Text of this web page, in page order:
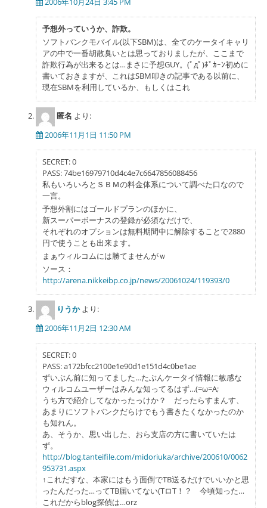
予想外っていうか、詐欺。
ソフトバンクモバイル(以下SBM)は、全てのケータイキャリ
アの中で一番胡散臭いとは思っておりましたが、ここまで
詐欺行為が出来るとは…まさに予想GUY。(ﾟдﾟ)ﾎﾟｶｰﾝ初めに
書いておきますが、これはSBM叩きの記事である以前に、
現在SBMを利用しているか、もしくはこれ
匿名 より:
2006年11月1日 11:50 PM
SECRET: 0
PASS: 74be16979710d4c4e7c6647856088456
私もいろいろとＳＢＭの料金体系について調べた口なので
一言。
予想外割にはゴールドプランのほかに、
新スーパーボーナスの登録が必須なだけで、
それぞれのオプションは無料期間中に解除することで2880
円で使うことも出来ます。
まぁウィルコムには勝てませんがｗ
ソース：
http://arena.nikkeibp.co.jp/news/20061024/119393/0
りうか より:
2006年11月2日 12:30 AM
SECRET: 0
PASS: a172bfcc2100e1e90d1e151d4c0be1ae
ずいぶん前に知ってました…たぶんケータイ情報に敏感な
ウィルコムユーザーはみんな知ってるはず…(=ω=A;
うち方で紹介してなかったっけか？ だったらすまんす、
あまりにソフトバンクだらけでもう書きたくなかったのか
も知れん。
あ、そうか、思い出した、おら支店の方に書いていたは
ず。
http://blog.tanteifile.com/midoriuka/archive/200610/0062
953731.aspx
↑これだすな、本家にはもう面倒でTB送るだけでいいかと思
ったんだった…ってTB届いてない(TロT！？ 今頃知った…
これだからblog探偵は…orz